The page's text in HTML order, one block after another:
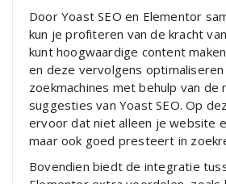
Door Yoast SEO en Elementor
kun je profiteren van de kracht
kunt hoogwaardige content
en deze vervolgens
zoekmachines met behulp van de
suggesties van Yoast SEO. Op
ervoor dat niet alleen je website
maar ook goed presteert in
Bovendien biedt de integratie